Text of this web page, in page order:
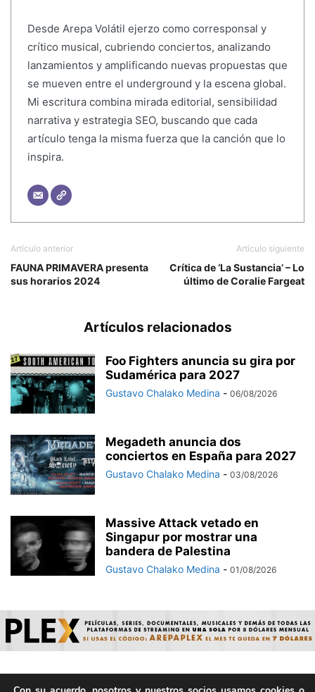
Desde Arepa Volátil ejerzo como corresponsal y
crítico musical, cubriendo conciertos, analizando
lanzamientos y amplificando nuevas propuestas que
se mueven entre el underground y la escena global.
Mi escritura combina mirada editorial, sensibilidad
narrativa y estrategia SEO, buscando que cada
artículo tenga la misma fuerza que la canción que lo
inspira.
Artículo anterior
FAUNA PRIMAVERA presenta
sus horarios 2024
Artículo siguiente
Crítica de ‘La Sustancia’ – Lo
último de Coralie Fargeat
Artículos relacionados
Foo Fighters anuncia su gira por
Sudamérica para 2027
Gustavo Chalako Medina - 06/08/2026
Megadeth anuncia dos
conciertos en España para 2027
Gustavo Chalako Medina - 03/08/2026
Massive Attack vetado en
Singapur por mostrar una
bandera de Palestina
Gustavo Chalako Medina - 01/08/2026